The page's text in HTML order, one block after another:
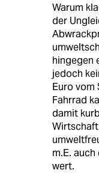
Warum
der
hingegen
jedoch
Euro vom
Fahrrad
damit
m.E.
wert.